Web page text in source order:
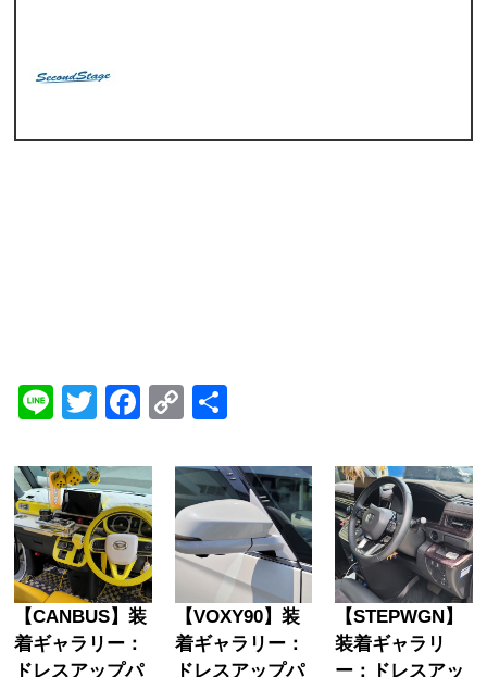
LineTwitter
Facebook
Copy
【CANBUS】装
着ギャラリー：
ドレスアップパ
【VOXY90】装
着ギャラリー：
ドレスアップパ
【STEPWGN】
装着ギャラリ
ー：ドレスアッ